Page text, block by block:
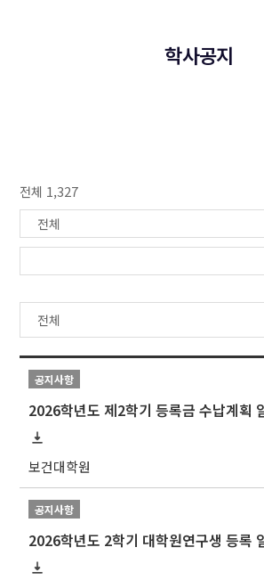
학사공지
전체 1,327
공지사항
2026학년도 제2학기 등록금 수납계획
보건대학원
공지사항
2026학년도 2학기 대학원연구생 등록